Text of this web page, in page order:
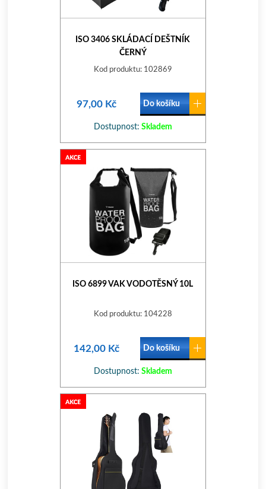
ISO 3406 SKLÁDACÍ DEŠTNÍK
ČERNÝ
Kod produktu: 102869
97,00 Kč Do košíku
Dostupnost: Skladem
ISO 6899 VAK VODOTĚSNÝ 10L
Kod produktu: 104228
142,00 Kč Do košíku
Dostupnost: Skladem